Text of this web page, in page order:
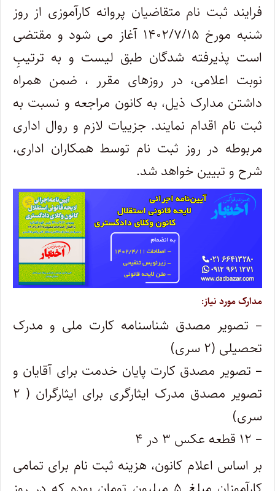
فرایند ثبت نام متقاضیان پروانه کارآموزی از روز
شنبه مورخ ۱۴۰۲/۷/۱۵ آغاز می شود و مقتضی
است پذیرفته شدگان طبق لیست و به ترتیبِ
نوبت اعلامی، در روزهای مقرر ، ضمن همراه
داشتن مدارک ذیل، به کانون مراجعه و نسبت به
ثبت نام اقدام نمایند. جزییات لازم و روال اداری
مربوطه در روز ثبت نام توسط همکاران اداری،
شرح و تبیین خواهد شد.
مدارک مورد نیاز:
– تصویر مصدق شناسنامه کارت ملی و مدرک
تحصیلی (۲ سری)
– تصویر مصدق کارت پایان خدمت برای آقایان و
تصویر مصدق مدرک ایثارگری برای ایثارگران ( ۲
سری)
– ۱۲ قطعه عکس ۳ در ۴
بر اساس اعلام کانون، هزینه ثبت نام برای تمامی